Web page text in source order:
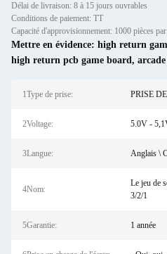
Délai de livraison: 8 à 15 jours ouvrables
Conditions de paiement: TT
Capacité d'approvisionnement: 1000 pièces
Mettre en évidence: high return
high return pcb game board,
1Type de prise: PRISE
2Voltage: 5.0V -
3Langue: Anglais \
4Nom:
Le jeu de
3/2/1
5Garantie: 1 année